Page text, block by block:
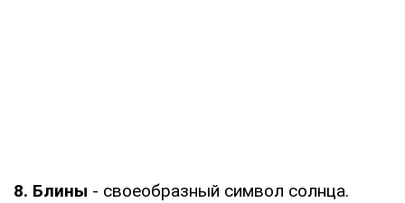
8. Блины - своеобразный символ солнца.